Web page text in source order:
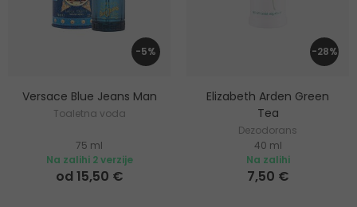
-5%
Versace Blue Jeans Man
Toaletna voda
75 ml
Na zalihi 2 verzije
od 15,50 €
-28%
Elizabeth Arden Green
Tea
Dezodorans
40 ml
Na zalihi
7,50 €